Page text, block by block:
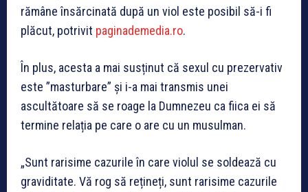
rămâne însărcinată după un viol este posibil să-i fi
plăcut, potrivit paginademedia.ro.
În plus, acesta a mai susținut că sexul cu prezervativ
este ”masturbare” și i-a mai transmis unei
ascultătoare să se roage la Dumnezeu ca fiica ei să
termine relația pe care o are cu un musulman.
„Sunt rarisime cazurile în care violul se soldează cu
graviditate. Vă rog să rețineți, sunt rarisime cazurile